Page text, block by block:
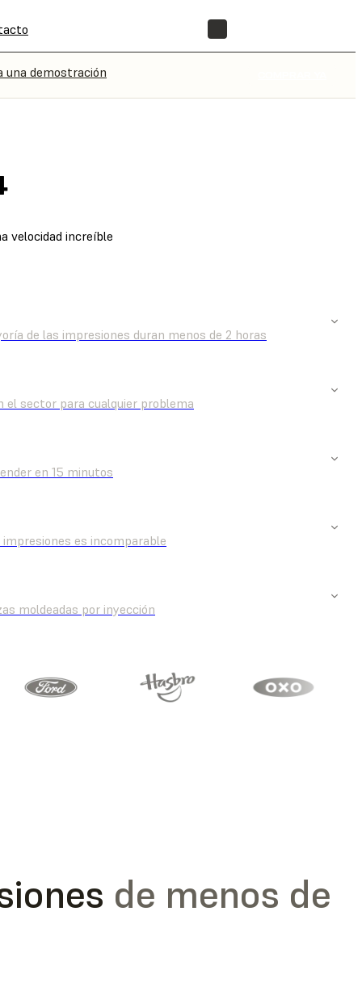
una demostración
velocidad increíble
de las impresiones duran menos de 2 horas
el sector para cualquier problema
en 15 minutos
es incomparable
moldeadas por inyección
de menos de